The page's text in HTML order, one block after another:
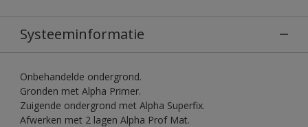
Systeeminformatie
Onbehandelde ondergrond.
Gronden met Alpha Primer.
Zuigende ondergrond met Alpha Superfix.
Afwerken met 2 lagen Alpha Prof Mat.